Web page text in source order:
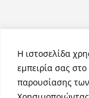
Η ιστοσελίδα
εμπειρία σας
παρουσίασης